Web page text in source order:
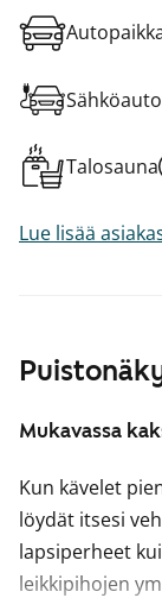
Mukavassa
Kun kävelet
löydät itsesi
lapsiperheet
leikkipihojen
Talosauna
Lue lisää